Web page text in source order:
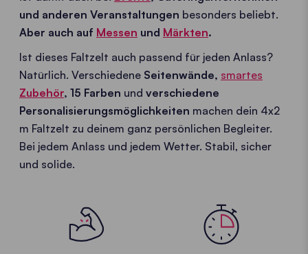
und anderen Veranstaltungen besonders beliebt.
Aber auch auf Messen und Märkten.
Ist dieses Faltzelt auch passend für jeden Anlass?
Natürlich. Verschiedene Seitenwände, smartes
Zubehör, 15 Farben und verschiedene
Personalisierungsmöglichkeiten machen dein 4x2
m Faltzelt zu deinem ganz persönlichen Begleiter.
Bei jedem Anlass und jedem Wetter. Stabil, sicher
und solide.